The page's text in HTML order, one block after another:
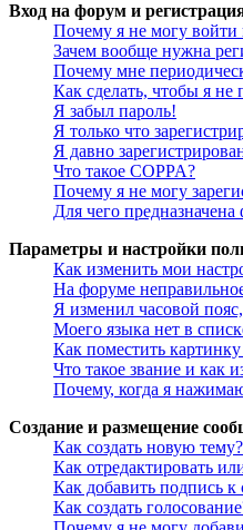
Вход на форум и
Почему я не могу войти
Зачем вообще нужна
Почему мне
Как сделать, чтобы я не
Я забыл пароль!
Я только что
Я давно
Что такое COPPA?
Почему я не могу
Для чего
Параметры и настройки
Как изменить мои
На форуме
Я изменил часовой
Моего языка нет в
Как поместить
Что такое звание и как
Почему, когда я
Создание и размещение
Как создать новую тему?
Как отредактировать
Как добавить подпись
Как создать